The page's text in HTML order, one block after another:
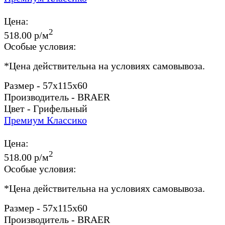
Цена:
518.00 р/м2
Особые условия:
*Цена действительна на условиях самовывоза.
Размер - 57x115x60
Производитель - BRAER
Цвет - Грифельный
Премиум Классико
Цена:
518.00 р/м2
Особые условия:
*Цена действительна на условиях самовывоза.
Размер - 57x115x60
Производитель - BRAER